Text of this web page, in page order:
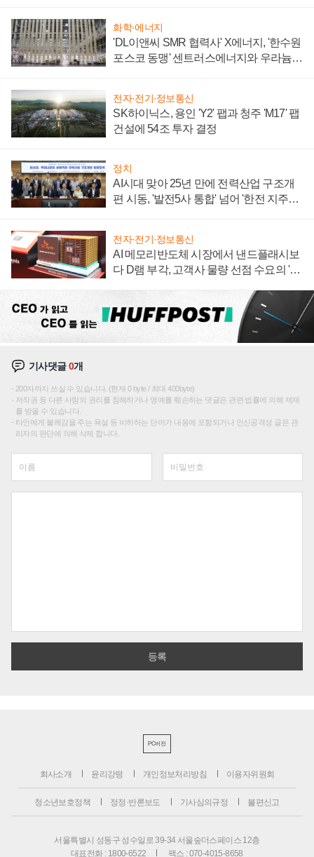
화학·에너지
'DL이앤씨 SMR 협력사' X에너지, '한수원
포스코 동맹' 센트러스에너지와 우라늄
전자·전기·정보통신
SK하이닉스, 용인 'Y2' 팹과 청주 'M17' 팹
건설에 54조 투자 결정
정치
AI시대 맞아 25년 만에 전력산업 구조개
편 시동, '발전5사 통합' 넘어 '한전 지주사'
전자·전기·정보통신
AI 메모리반도체 시장에서 낸드플래시보
다 D램 부각, 고객사 물량 선점 수요의 '우
기사댓글0개
200자까지 쓰실 수 있습니다. (현재 0 byte / 최대 400byte)
저작권 등 다른 사람의 권리를 침해하거나 명예를 훼손하는 댓글은 관련 법률에 의해 제재
를 받을 수 있습니다.
타인에게 불쾌감을 주는 욕설 등 비하하는 단어가 내용에 포함되거나 인신공격성 글은 관
리자의 판단에 의해 삭제 합니다.
PC버전
회사소개 윤리강령 개인정보처리방침 이용자위원회
청소년보호정책 정정·반론보도 기사심의규정 불편신고
서울특별시 성동구 성수일로 39-34 서울숲더스페이스 12층
대표전화 : 1800-6522
팩스 : 070-4015-8658